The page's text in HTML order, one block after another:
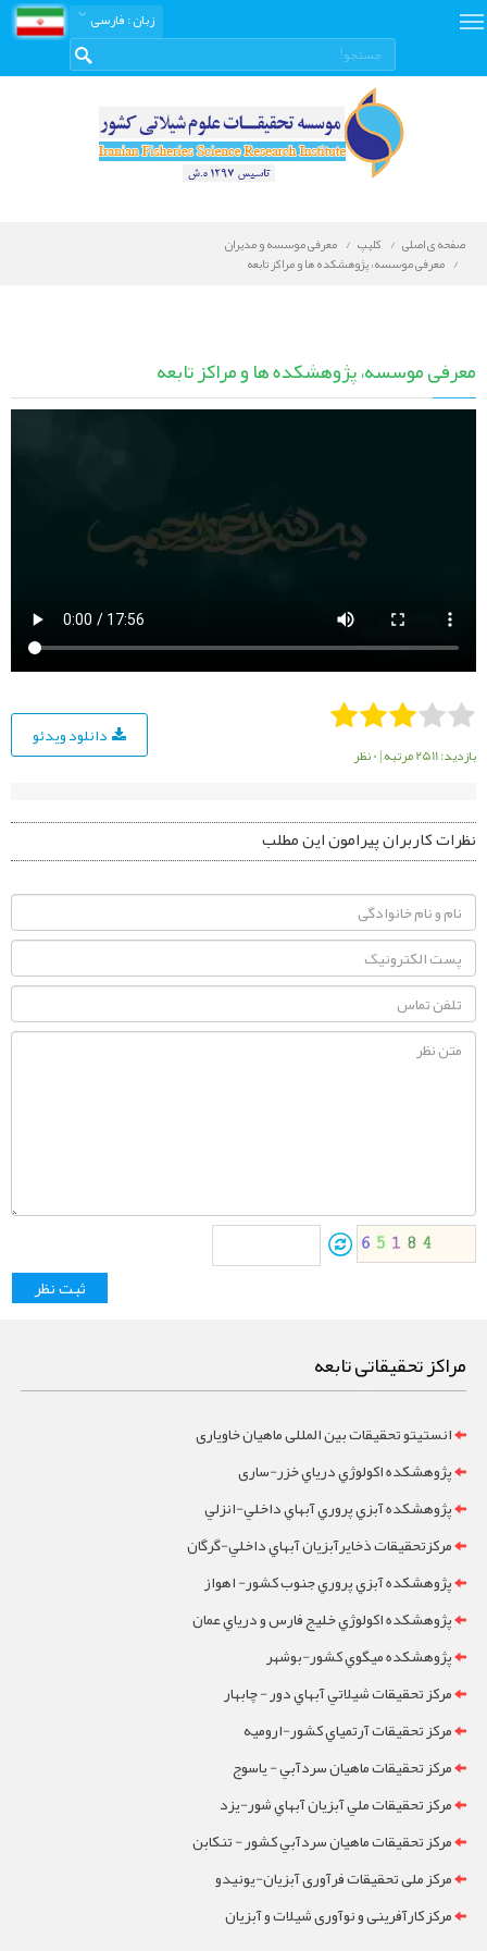
زبان: فارسی
صفحه ی اصلی کلیپ
معرفی موسسه و مدیران
معرفی موسسه، پژوهشکده ها و مراکز تابعه
معرفی موسسه، پژوهشکده ها و مراکز تابعه
بازدید: 2511 مرتبه |0 نظر
دانلود ویدئو
نظرات کاربران پیرامون این مطلب
مراکز تحقیقاتی تابعه
انستیتو تحقیقات بین المللی ماهیان خاویاری
پژوهشکده اکولوژي درياي خزر-ساری
پژوهشکده آبزي پروري آبهاي داخلي-انزلي
مرکزتحقيقات ذخايرآبزيان آبهاي داخلي-گرگان
پژوهشکده آبزي پروري جنوب کشور- اهواز
پژوهشکده اکولوژي خليج فارس و درياي عمان
پژوهشکده ميگوي کشور-بوشهر
مرکز تحقيقات شيلاتي آبهاي دور - چابهار
مرکز تحقيقات آرتمياي کشور-ارومیه
مرکز تحقيقات ماهيان سردآبي - ياسوج
مرکز تحقيقات ملي آبزيان آبهاي شور-یزد
مرکز تحقيقات ماهيان سردآبي کشور - تنکابن
مرکز ملی تحقیقات فرآوری آبزیان-یونیدو
مرکز کارآفرینی و نوآوری شیلات و آبزیان